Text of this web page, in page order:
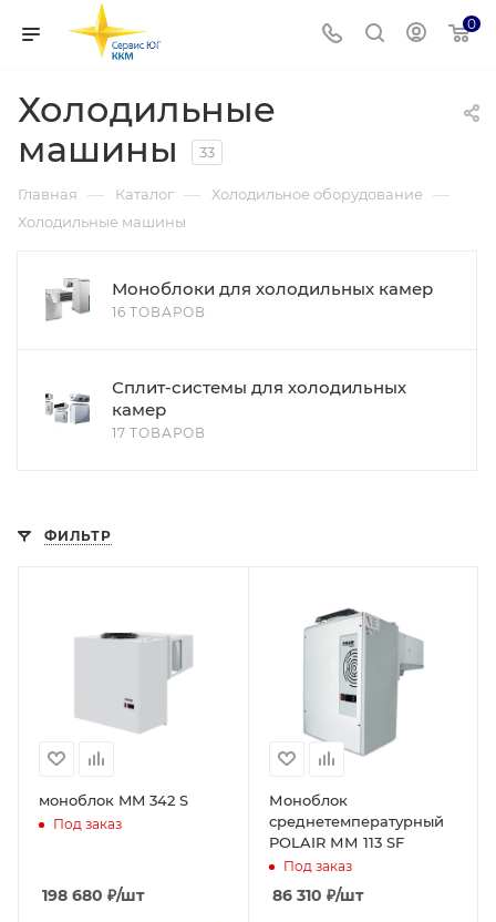
0
Холодильные
машины
33
Главная — Каталог — Холодильное оборудование —
Холодильные машины
Моноблоки для холодильных камер
16 ТОВАРОВ
Сплит-системы для холодильных
камер
17 ТОВАРОВ
ФИЛЬТР
моноблок MM 342 S
Под заказ
198 680 ₽/шт
Моноблок
среднетемпературный
POLAIR ММ 113 SF
Под заказ
86 310 ₽/шт